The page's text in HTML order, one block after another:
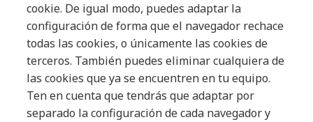
cookie. De igual modo, puedes adaptar la
configuración de forma que el navegador rechace
todas las cookies, o únicamente las cookies de
terceros. También puedes eliminar cualquiera de
las cookies que ya se encuentren en tu equipo.
Ten en cuenta que tendrás que adaptar por
separado la configuración de cada navegador y